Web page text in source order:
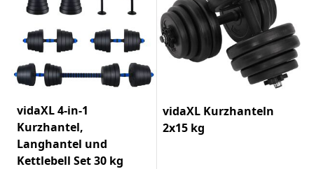
vidaXL 4-in-1
Kurzhantel,
Langhantel und
Kettlebell Set 30 kg
vidaXL Kurzhanteln
2x15 kg